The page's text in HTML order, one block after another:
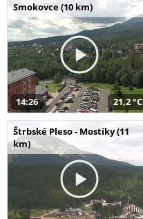
Smokovce (10 km)
14:26 21,2 °C
Štrbské Pleso - Mostíky (11
km)